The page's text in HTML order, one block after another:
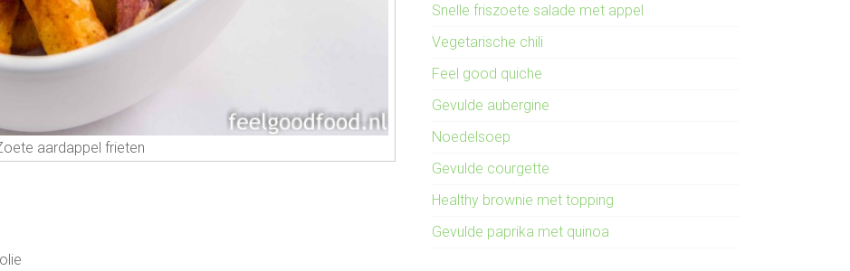
aardappel frieten
Snelle friszoete salade met appel
Vegetarische chili
Feel good quiche
Gevulde aubergine
Noedelsoep
Gevulde courgette
Healthy brownie met topping
Gevulde paprika met quinoa